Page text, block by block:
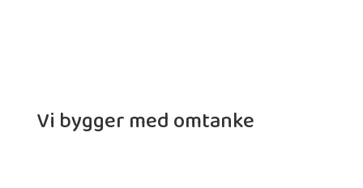
Vi bygger med omtanke